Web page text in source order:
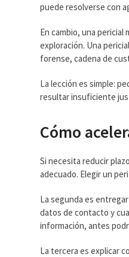
puede resolverse con
En cambio, una
exploración. Una
forense, cadena de
La lección es simple:
resultar insuficiente
Cómo
Si necesita reducir
adecuado. Elegir un
La segunda es
datos de contacto y
información, antes
La tercera es explicar